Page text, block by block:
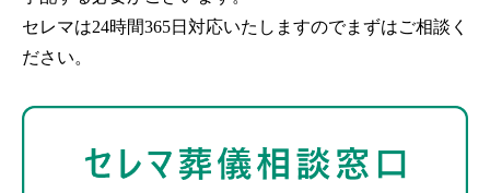
セレマは24時間365日対応いたしますのでまずはご相談く
ださい。